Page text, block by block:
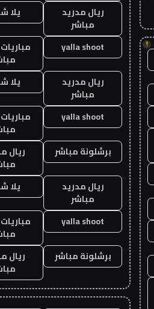
!
ريال مدريد
مباشر
يلا
yalla shoot
ريال مدريد
مباشر
يلا
yalla shoot
برشلونة مباشر
ريال
ريال مدريد
مباشر
يلا
yalla shoot
برشلونة مباشر
ريال